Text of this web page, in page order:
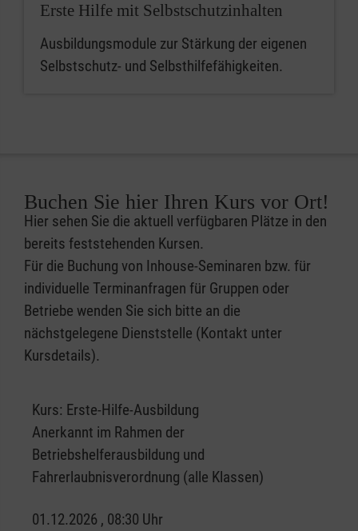
Erste Hilfe mit Selbstschutzinhalten
Ausbildungsmodule zur Stärkung der eigenen
Selbstschutz- und Selbsthilfefähigkeiten.
Buchen Sie hier Ihren Kurs vor Ort!
Hier sehen Sie die aktuell verfügbaren Plätze in den
bereits feststehenden Kursen.
Für die Buchung von Inhouse-Seminaren bzw. für
individuelle Terminanfragen für Gruppen oder
Betriebe wenden Sie sich bitte an die
nächstgelegene Dienststelle (Kontakt unter
Kursdetails).
Kurs: Erste-Hilfe-Ausbildung
Anerkannt im Rahmen der
Betriebshelferausbildung und
Fahrerlaubnisverordnung (alle Klassen)
01.12.2026 , 08:30 Uhr